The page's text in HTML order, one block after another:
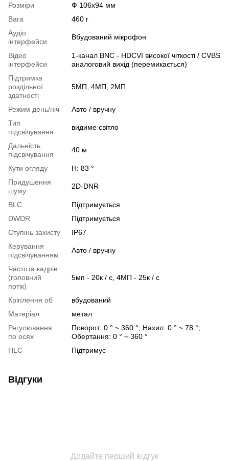
Розміри
Ф 106х94 мм
Вага
460 г
Аудіо
інтерфейси
Вбудований мікрофон
Відео
інтерфейси
1-канал BNC - HDCVI високої чіткості / CVBS
аналоговий вихід (перемикається)
Підтримка
роздільної
здатності
5МП, 4МП, 2МП
Режим день/ніч
Авто / вручну
Тип
підсвічування
видиме світло
Дальність
підсвічування
40 м
Кути огляду
H: 83 °
Придушення
шуму
2D-DNR
BLC
Підтримується
DWDR
Підтримується
Ступінь захисту
IP67
Керування
підсвічуванням
Авто / вручну
Частота кадрів
(головний
потік)
5мп - 20к / с, 4МП - 25к / с
Кріплення об
вбудований
Матеріал
метал
Регулювання
по осях
Поворот: 0 ° ~ 360 °; Нахил: 0 ° ~ 78 °;
Обертання: 0 ° ~ 360 °
HLC
Підтримує
Відгуки
Додайте перший відгук